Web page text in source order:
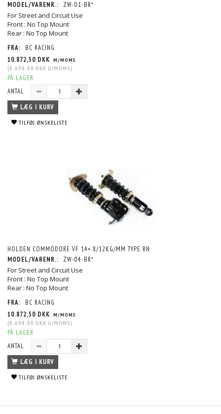
MODEL/VARENR.:
ZW-01-BR*
For Street and Circuit Use
Front : No Top Mount
Rear : No Top Mount
FRA:
BC RACING
10.872,50 DKK M/MOMS
(8.698,00 DKK U/MOMS )
PÅ LAGER
ANTAL
LÆG I KURV
TILFØJ ØNSKELISTE
HOLDEN COMMODORE VF 14+ 8/12KG/MM TYPE RN
MODEL/VARENR.:
ZW-04-BR*
For Street and Circuit Use
Front : No Top Mount
Rear : No Top Mount
FRA:
BC RACING
10.872,50 DKK M/MOMS
(8.698,00 DKK U/MOMS )
PÅ LAGER
ANTAL
LÆG I KURV
TILFØJ ØNSKELISTE